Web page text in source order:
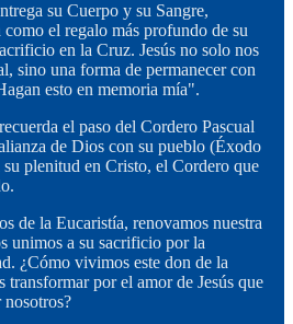
su Cuerpo y su Sangre,
el regalo más profundo de su
en la Cruz. Jesús no solo nos
sino una forma de permanecer con
esto en memoria mía".
el paso del Cordero Pascual
de Dios con su pueblo (Éxodo
plenitud en Cristo, el Cordero que
de la Eucaristía, renovamos nuestra
unimos a su sacrificio por la
¿Cómo vivimos este don de la
transformar por el amor de Jesús que
nosotros?